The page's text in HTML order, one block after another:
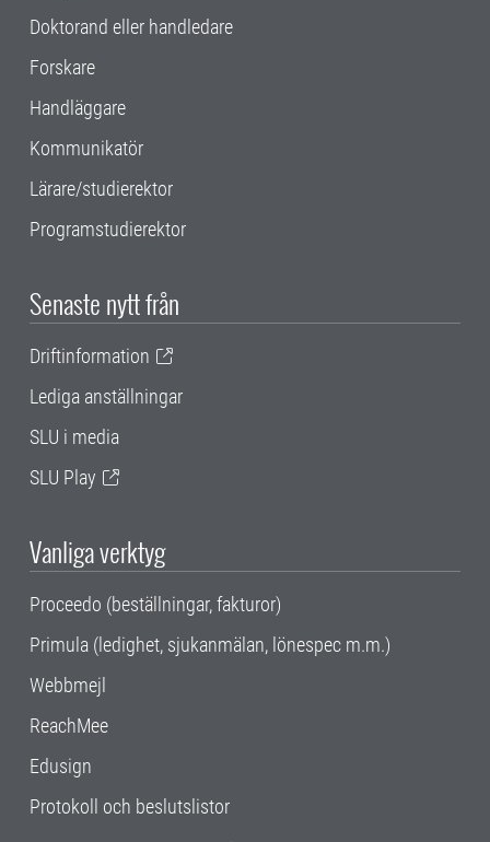
Doktorand eller handledare
Forskare
Handläggare
Kommunikatör
Lärare/studierektor
Programstudierektor
Senaste nytt från
Driftinformation
Lediga anställningar
SLU i media
SLU Play
Vanliga verktyg
Proceedo (beställningar, fakturor)
Primula (ledighet, sjukanmälan, lönespec m.m.)
Webbmejl
ReachMee
Edusign
Protokoll och beslutslistor